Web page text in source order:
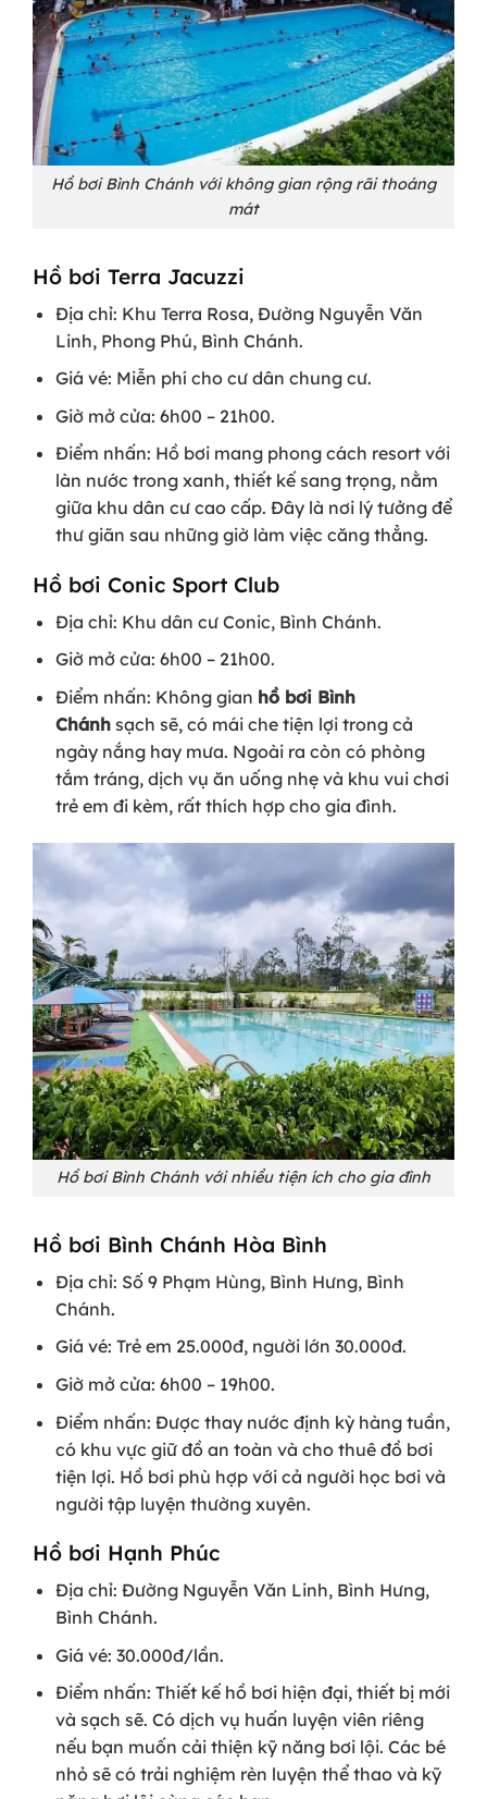
Hồ bơi Bình Chánh với không gian rộng rãi thoáng
mát
Hồ bơi Terra Jacuzzi
Địa chỉ: Khu Terra Rosa, Đường Nguyễn Văn
Linh, Phong Phú, Bình Chánh.
Giá vé: Miễn phí cho cư dân chung cư.
Giờ mở cửa: 6h00 – 21h00.
Điểm nhấn: Hồ bơi mang phong cách resort với
làn nước trong xanh, thiết kế sang trọng, nằm
giữa khu dân cư cao cấp. Đây là nơi lý tưởng để
thư giãn sau những giờ làm việc căng thẳng.
Hồ bơi Conic Sport Club
Địa chỉ: Khu dân cư Conic, Bình Chánh.
Giờ mở cửa: 6h00 – 21h00.
Điểm nhấn: Không gian hồ bơi Bình
Chánhsạch sẽ, có mái che tiện lợi trong cả
ngày nắng hay mưa. Ngoài ra còn có phòng
tắm tráng, dịch vụ ăn uống nhẹ và khu vui chơi
trẻ em đi kèm, rất thích hợp cho gia đình.
Hồ bơi Bình Chánh với nhiều tiện ích cho gia đình
Hồ bơi Bình Chánh Hòa Bình
Địa chỉ: Số 9 Phạm Hùng, Bình Hưng, Bình
Chánh.
Giá vé: Trẻ em 25.000đ, người lớn 30.000đ.
Giờ mở cửa: 6h00 – 19h00.
Điểm nhấn: Được thay nước định kỳ hàng tuần,
có khu vực giữ đồ an toàn và cho thuê đồ bơi
tiện lợi. Hồ bơi phù hợp với cả người học bơi và
người tập luyện thường xuyên.
Hồ bơi Hạnh Phúc
Địa chỉ: Đường Nguyễn Văn Linh, Bình Hưng,
Bình Chánh.
Giá vé: 30.000đ/lần.
Điểm nhấn: Thiết kế hồ bơi hiện đại, thiết bị mới
và sạch sẽ. Có dịch vụ huấn luyện viên riêng
nếu bạn muốn cải thiện kỹ năng bơi lội. Các bé
nhỏ sẽ có trải nghiệm rèn luyện thể thao và kỹ